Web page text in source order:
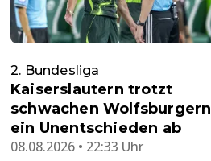
2. Bundesliga
Kaiserslautern trotzt
schwachen Wolfsburgern
ein Unentschieden ab
08.08.2026 • 22:33 Uhr